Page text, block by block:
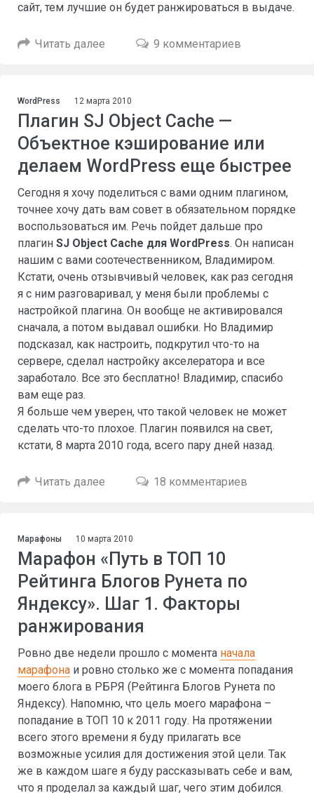
сайт, тем лучшие он будет ранжироваться в выдаче.
Читать далее 9 комментариев
WordPress 12 марта 2010
Плагин SJ Object Cache —
Объектное кэширование или
делаем WordPress еще быстрее
Сегодня я хочу поделиться с вами одним плагином,
точнее хочу дать вам совет в обязательном порядке
воспользоваться им. Речь пойдет дальше про
плагин SJ Object Cache для WordPress. Он написан
нашим с вами соотечественником, Владимиром.
Кстати, очень отзывчивый человек, как раз сегодня
я с ним разговаривал, у меня были проблемы с
настройкой плагина. Он вообще не активировался
сначала, а потом выдавал ошибки. Но Владимир
подсказал, как настроить, подкрутил что-то на
сервере, сделал настройку акселератора и все
заработало. Все это бесплатно! Владимир, спасибо
вам еще раз.
Я больше чем уверен, что такой человек не может
сделать что-то плохое. Плагин появился на свет,
кстати, 8 марта 2010 года, всего пару дней назад.
Читать далее 18 комментариев
Марафоны 10 марта 2010
Марафон «Путь в ТОП 10
Рейтинга Блогов Рунета по
Яндексу». Шаг 1. Факторы
ранжирования
Ровно две недели прошло с момента начала
марафона и ровно столько же с момента попадания
моего блога в РБРЯ (Рейтинга Блогов Рунета по
Яндексу). Напомню, что цель моего марафона –
попадание в ТОП 10 к 2011 году. На протяжении
всего этого времени я буду прилагать все
возможные усилия для достижения этой цели. Так
же в каждом шаге я буду рассказывать себе и вам,
что я проделал за каждый шаг, чего этим добился.